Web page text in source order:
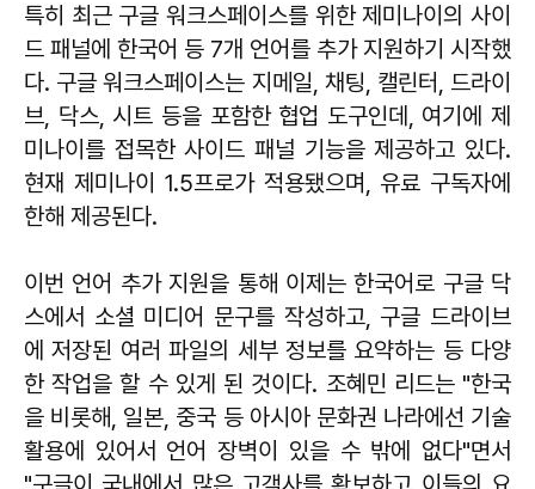
특히 최근 구글 워크스페이스를 위한 제미나이의 사이
드 패널에 한국어 등 7개 언어를 추가 지원하기 시작했
다. 구글 워크스페이스는 지메일, 채팅, 캘린터, 드라이
브, 닥스, 시트 등을 포함한 협업 도구인데, 여기에 제
미나이를 접목한 사이드 패널 기능을 제공하고 있다.
현재 제미나이 1.5프로가 적용됐으며, 유료 구독자에
한해 제공된다.
이번 언어 추가 지원을 통해 이제는 한국어로 구글 닥
스에서 소셜 미디어 문구를 작성하고, 구글 드라이브
에 저장된 여러 파일의 세부 정보를 요약하는 등 다양
한 작업을 할 수 있게 된 것이다. 조혜민 리드는 "한국
을 비롯해, 일본, 중국 등 아시아 문화권 나라에선 기술
활용에 있어서 언어 장벽이 있을 수 밖에 없다"면서